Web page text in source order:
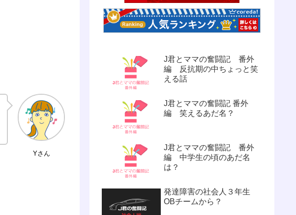
Yさん
J君とママの奮闘記 番外
編 反抗期の中ちょっと笑
える話
J君とママの奮闘記 番外
編 笑えるあだ名？
J君とママの奮闘記 番外
編 中学生の頃のあだ名
は？
発達障害の社会人３年生
OBチームから？